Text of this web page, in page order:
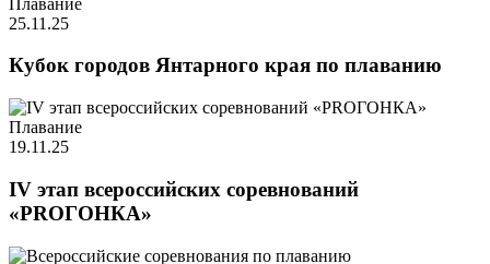
25.11.25
Кубок городов Янтарного края по плаванию
Плавание
19.11.25
IV этап всероссийских соревнований
«PROГОНКА»